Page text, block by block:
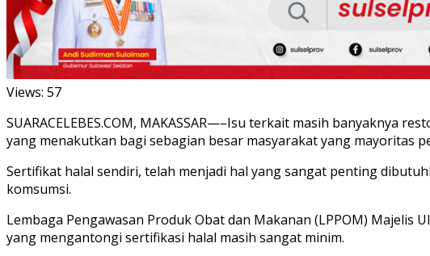
Views: 57
SUARACELEBES.COM, MAKASSAR—–Isu terkait masih banyaknya
yang menakutkan bagi sebagian besar masyarakat yang mayoritas
Sertifikat halal sendiri, telah menjadi hal yang sangat penting
komsumsi.
Lembaga Pengawasan Produk Obat dan Makanan (LPPOM)
yang mengantongi sertifikasi halal masih sangat minim.